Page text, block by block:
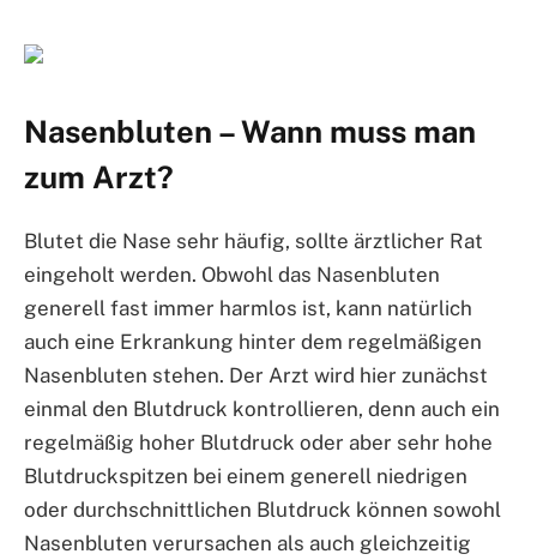
Nasenbluten – Wann muss man
zum Arzt?
Blutet die Nase sehr häufig, sollte ärztlicher Rat
eingeholt werden. Obwohl das Nasenbluten
generell fast immer harmlos ist, kann natürlich
auch eine Erkrankung hinter dem regelmäßigen
Nasenbluten stehen. Der Arzt wird hier zunächst
einmal den Blutdruck kontrollieren, denn auch ein
regelmäßig hoher Blutdruck oder aber sehr hohe
Blutdruckspitzen bei einem generell niedrigen
oder durchschnittlichen Blutdruck können sowohl
Nasenbluten verursachen als auch gleichzeitig